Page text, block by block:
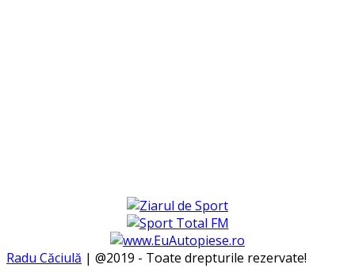
Radu Căciulă | @2019 - Toate drepturile rezervate!